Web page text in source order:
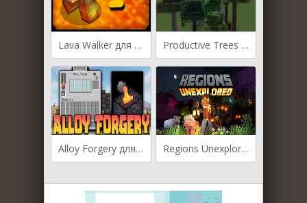
Lava Walker для Майнкрафт [1.21, 1.20.6, 1.20.4] Productive Trees для Майнкрафт [1.21, 1.20.1]
Alloy Forgery для Майнкрафт [1.21, 1.20.4, 1.20.1] Regions Unexplored для Майнкрафт [1.19.4, 1.19.3, 1.19.2]